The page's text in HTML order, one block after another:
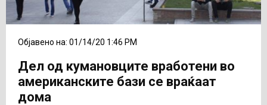
Објавено на: 01/14/20 1:46 PM
Дел од кумановците вработени во
американските бази се враќаат
дома